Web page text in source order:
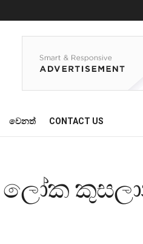
වෙනත් CONTACT US
ලෝක